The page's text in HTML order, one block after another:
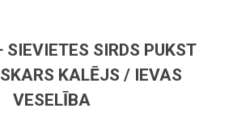
SIRDS PUKST
KALĒJS / IEVAS
VESELĪBA